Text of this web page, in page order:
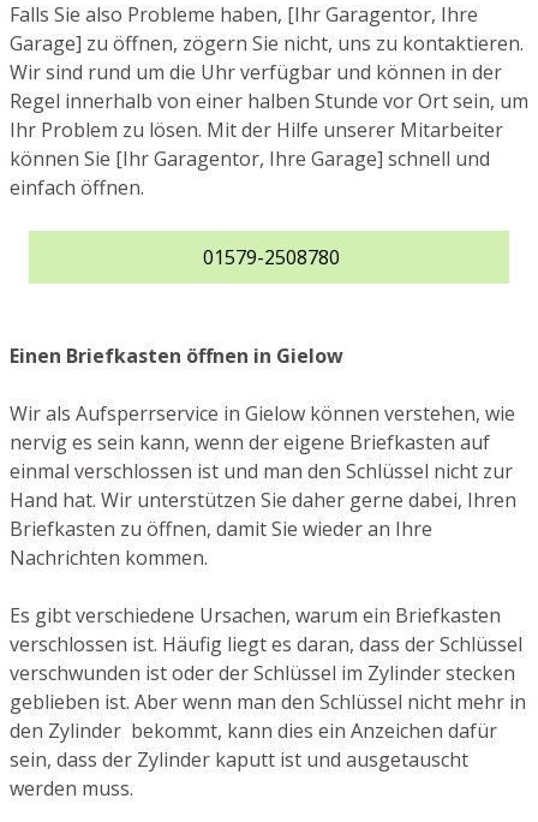
Falls Sie also Probleme haben, [Ihr Garagentor, Ihre
Garage] zu öffnen, zögern Sie nicht, uns zu kontaktieren.
Wir sind rund um die Uhr verfügbar und können in der
Regel innerhalb von einer halben Stunde vor Ort sein, um
Ihr Problem zu lösen. Mit der Hilfe unserer Mitarbeiter
können Sie [Ihr Garagentor, Ihre Garage] schnell und
einfach öffnen.
01579-2508780
Einen Briefkasten öffnen in Gielow
Wir als Aufsperrservice in Gielow können verstehen, wie
nervig es sein kann, wenn der eigene Briefkasten auf
einmal verschlossen ist und man den Schlüssel nicht zur
Hand hat. Wir unterstützen Sie daher gerne dabei, Ihren
Briefkasten zu öffnen, damit Sie wieder an Ihre
Nachrichten kommen.
Es gibt verschiedene Ursachen, warum ein Briefkasten
verschlossen ist. Häufig liegt es daran, dass der Schlüssel
verschwunden ist oder der Schlüssel im Zylinder stecken
geblieben ist. Aber wenn man den Schlüssel nicht mehr in
den Zylinder bekommt, kann dies ein Anzeichen dafür
sein, dass der Zylinder kaputt ist und ausgetauscht
werden muss.